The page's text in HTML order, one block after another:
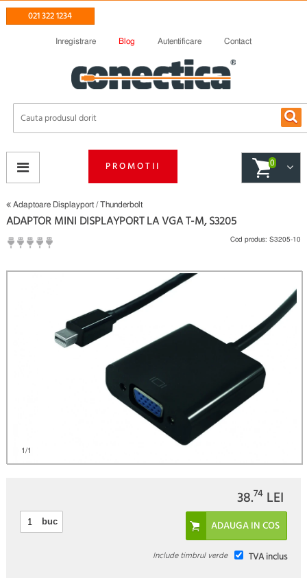
021 322 1234
Inregistrare Blog Autentificare Contact
PROMOTII 0
Adaptoare Displayport / Thunderbolt
1/1
ADAPTOR MINI DISPLAYPORT LA VGA T-M, S3205
Fii primul care scrie un review
Cod produs: S3205-10
38.74 LEI
buc
TVA inclus
Include timbrul verde